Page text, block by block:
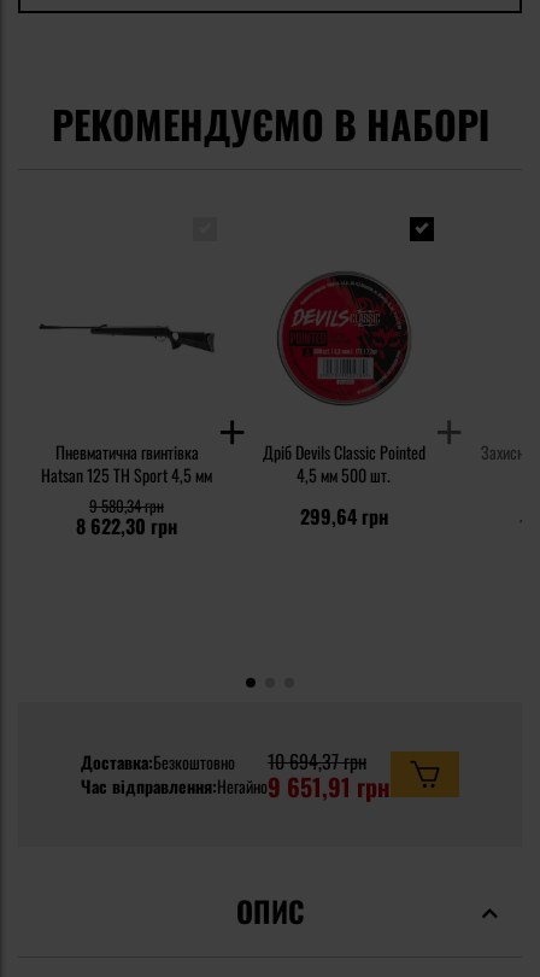
РЕКОМЕНДУЄМО В НАБОРІ
Пневматична гвинтівка
Hatsan 125 TH Sport 4,5 мм
8 622,30 грн
9 580,34 грн
Дріб Devils Classic Pointed
4,5 мм 500 шт.
299,64 грн
Захисні
Доставка:Безкоштовно
Час відправлення:Негайно
10 694,37 грн
9 651,91 грн
ОПИС